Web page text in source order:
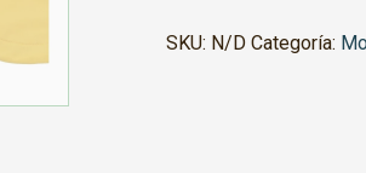
cantidad
SKU: N/D Categoría: